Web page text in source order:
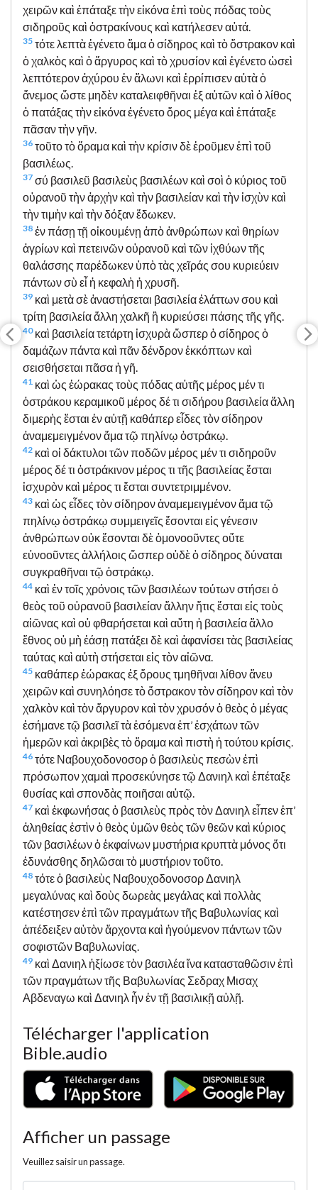
χειρῶν καὶ ἐπάταξε τὴν εἰκόνα ἐπὶ τοὺς πόδας τοὺς
σιδηροῦς καὶ ὀστρακίνους καὶ κατήλεσεν αὐτά.
35 τότε λεπτὰ ἐγένετο ἅμα ὁ σίδηρος καὶ τὸ ὄστρακον καὶ
ὁ χαλκὸς καὶ ὁ ἄργυρος καὶ τὸ χρυσίον καὶ ἐγένετο ὡσεὶ
λεπτότερον ἀχύρου ἐν ἅλωνι καὶ ἐρρίπισεν αὐτὰ ὁ
ἄνεμος ὥστε μηδὲν καταλειφθῆναι ἐξ αὐτῶν καὶ ὁ λίθος
ὁ πατάξας τὴν εἰκόνα ἐγένετο ὄρος μέγα καὶ ἐπάταξε
πᾶσαν τὴν γῆν.
36 τοῦτο τὸ ὅραμα καὶ τὴν κρίσιν δὲ ἐροῦμεν ἐπὶ τοῦ
βασιλέως.
37 σύ βασιλεῦ βασιλεὺς βασιλέων καὶ σοὶ ὁ κύριος τοῦ
οὐρανοῦ τὴν ἀρχὴν καὶ τὴν βασιλείαν καὶ τὴν ἰσχὺν καὶ
τὴν τιμὴν καὶ τὴν δόξαν ἔδωκεν.
38 ἐν πάσῃ τῇ οἰκουμένῃ ἀπὸ ἀνθρώπων καὶ θηρίων
ἀγρίων καὶ πετεινῶν οὐρανοῦ καὶ τῶν ἰχθύων τῆς
θαλάσσης παρέδωκεν ὑπὸ τὰς χεῖράς σου κυριεύειν
πάντων σὺ εἶ ἡ κεφαλὴ ἡ χρυσῆ.
39 καὶ μετὰ σὲ ἀναστήσεται βασιλεία ἐλάττων σου καὶ
τρίτη βασιλεία ἄλλη χαλκῆ ἣ κυριεύσει πάσης τῆς γῆς.
40καὶ βασιλεία τετάρτη ἰσχυρὰ ὥσπερ ὁ σίδηρος ὁ
δαμάζων πάντα καὶ πᾶν δένδρον ἐκκόπτων καὶ
σεισθήσεται πᾶσα ἡ γῆ.
41 καὶ ὡς ἑώρακας τοὺς πόδας αὐτῆς μέρος μέν τι
ὀστράκου κεραμικοῦ μέρος δέ τι σιδήρου βασιλεία ἄλλη
διμερὴς ἔσται ἐν αὐτῇ καθάπερ εἶδες τὸν σίδηρον
ἀναμεμειγμένον ἅμα τῷ πηλίνῳ ὀστράκῳ.
42 καὶ οἱ δάκτυλοι τῶν ποδῶν μέρος μέν τι σιδηροῦν
μέρος δέ τι ὀστράκινον μέρος τι τῆς βασιλείας ἔσται
ἰσχυρὸν καὶ μέρος τι ἔσται συντετριμμένον.
43 καὶ ὡς εἶδες τὸν σίδηρον ἀναμεμειγμένον ἅμα τῷ
πηλίνῳ ὀστράκῳ συμμειγεῖς ἔσονται εἰς γένεσιν
ἀνθρώπων οὐκ ἔσονται δὲ ὁμονοοῦντες οὔτε
εὐνοοῦντες ἀλλήλοις ὥσπερ οὐδὲ ὁ σίδηρος δύναται
συγκραθῆναι τῷ ὀστράκῳ.
44 καὶ ἐν τοῖς χρόνοις τῶν βασιλέων τούτων στήσει ὁ
θεὸς τοῦ οὐρανοῦ βασιλείαν ἄλλην ἥτις ἔσται εἰς τοὺς
αἰῶνας καὶ οὐ φθαρήσεται καὶ αὕτη ἡ βασιλεία ἄλλο
ἔθνος οὐ μὴ ἐάσῃ πατάξει δὲ καὶ ἀφανίσει τὰς βασιλείας
ταύτας καὶ αὐτὴ στήσεται εἰς τὸν αἰῶνα.
45 καθάπερ ἑώρακας ἐξ ὄρους τμηθῆναι λίθον ἄνευ
χειρῶν καὶ συνηλόησε τὸ ὄστρακον τὸν σίδηρον καὶ τὸν
χαλκὸν καὶ τὸν ἄργυρον καὶ τὸν χρυσόν ὁ θεὸς ὁ μέγας
ἐσήμανε τῷ βασιλεῖ τὰ ἐσόμενα ἐπ’ ἐσχάτων τῶν
ἡμερῶν καὶ ἀκριβὲς τὸ ὅραμα καὶ πιστὴ ἡ τούτου κρίσις.
46 τότε Ναβουχοδονοσορ ὁ βασιλεὺς πεσὼν ἐπὶ
πρόσωπον χαμαὶ προσεκύνησε τῷ Δανιηλ καὶ ἐπέταξε
θυσίας καὶ σπονδὰς ποιῆσαι αὐτῷ.
47 καὶ ἐκφωνήσας ὁ βασιλεὺς πρὸς τὸν Δανιηλ εἶπεν ἐπ’
ἀληθείας ἐστὶν ὁ θεὸς ὑμῶν θεὸς τῶν θεῶν καὶ κύριος
τῶν βασιλέων ὁ ἐκφαίνων μυστήρια κρυπτὰ μόνος ὅτι
ἐδυνάσθης δηλῶσαι τὸ μυστήριον τοῦτο.
48 τότε ὁ βασιλεὺς Ναβουχοδονοσορ Δανιηλ
μεγαλύνας καὶ δοὺς δωρεὰς μεγάλας καὶ πολλὰς
κατέστησεν ἐπὶ τῶν πραγμάτων τῆς Βαβυλωνίας καὶ
ἀπέδειξεν αὐτὸν ἄρχοντα καὶ ἡγούμενον πάντων τῶν
σοφιστῶν Βαβυλωνίας.
49 καὶ Δανιηλ ἠξίωσε τὸν βασιλέα ἵνα κατασταθῶσιν ἐπὶ
τῶν πραγμάτων τῆς Βαβυλωνίας Σεδραχ Μισαχ
Αβδεναγω καὶ Δανιηλ ἦν ἐν τῇ βασιλικῇ αὐλῇ.
Télécharger l'application
Bible.audio
Afficher un passage
Veuillez saisir un passage.